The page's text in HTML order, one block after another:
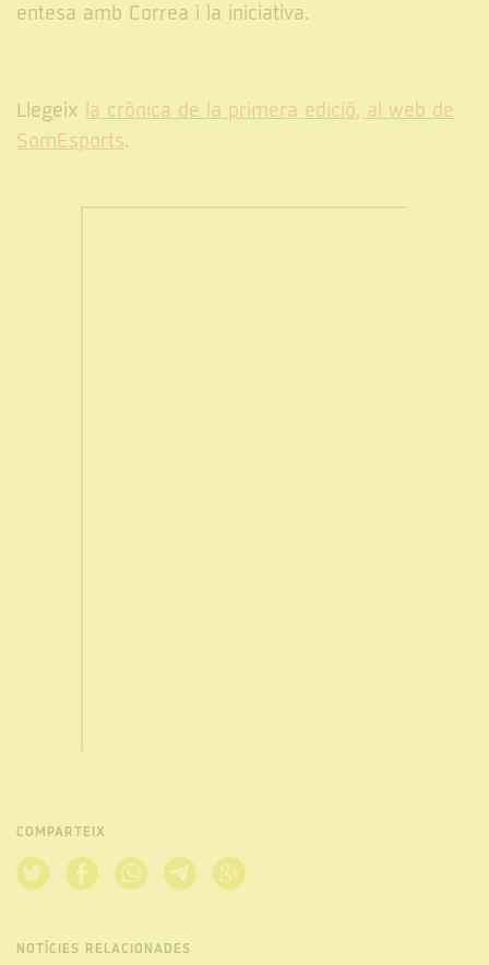
entesa amb Correa i la iniciativa.
Llegeix la crònica de la primera edició, al web de
SomEsports.
COMPARTEIX
NOTÍCIES RELACIONADES